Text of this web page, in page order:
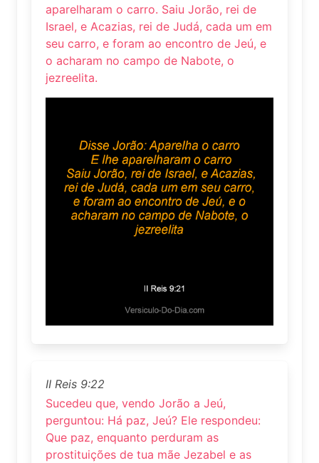
aparelharam o carro. Saiu Jorão, rei de
Israel, e Acazias, rei de Judá, cada um em
seu carro, e foram ao encontro de Jeú, e
o acharam no campo de Nabote, o
jezreelita.
II Reis 9:22
Sucedeu que, vendo Jorão a Jeú,
perguntou: Há paz, Jeú? Ele respondeu:
Que paz, enquanto perduram as
prostituições de tua mãe Jezabel e as